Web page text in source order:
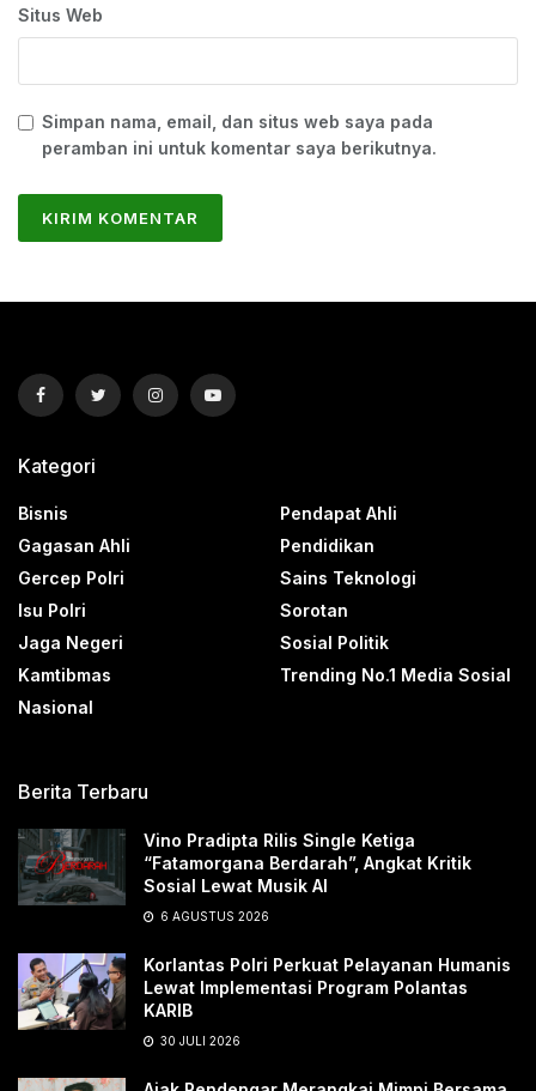
Situs Web
Simpan nama, email, dan situs web saya pada
peramban ini untuk komentar saya berikutnya.
Kategori
Bisnis
Gagasan Ahli
Gercep Polri
Isu Polri
Jaga Negeri
Kamtibmas
Nasional
Pendapat Ahli
Pendidikan
Sains Teknologi
Sorotan
Sosial Politik
Trending No.1 Media Sosial
Berita Terbaru
Vino Pradipta Rilis Single Ketiga
“Fatamorgana Berdarah”, Angkat Kritik
Sosial Lewat Musik AI
6 AGUSTUS 2026
Korlantas Polri Perkuat Pelayanan Humanis
Lewat Implementasi Program Polantas
KARIB
30 JULI 2026